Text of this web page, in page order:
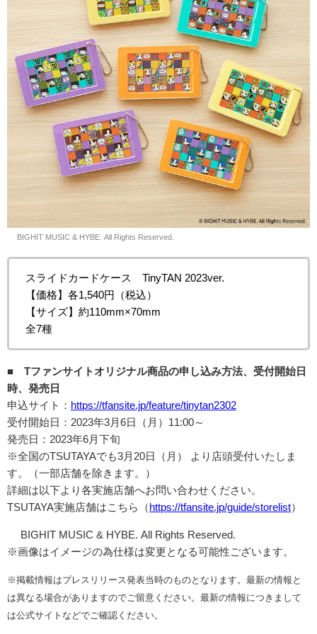
© BIGHIT MUSIC & HYBE. All Rights Reserved.
スライドカードケース TinyTAN 2023ver.
【価格】各1,540円（税込）
【サイズ】約110mm×70mm
全7種
■ Tファンサイトオリジナル商品の申し込み方法、受付開始日
時、発売日
申込サイト： https://tfansite.jp/feature/tinytan2302
受付開始日：2023年3月6日（月）11:00～
発売日：2023年6月下旬
※全国のTSUTAYAでも3月20日（月） より店頭受付いたしま
す。（一部店舗を除きます。）
詳細は以下より各実施店舗へお問い合わせください。
TSUTAYA実施店舗はこちら（ https://tfansite.jp/guide/storelist）
© BIGHIT MUSIC & HYBE. All Rights Reserved.
※画像はイメージの為仕様は変更となる可能性ございます。
※掲載情報はプレスリリース発表当時のものとなります。最新の情報と
は異なる場合がありますのでご留意ください。最新の情報につきまして
は公式サイトなどでご確認ください。